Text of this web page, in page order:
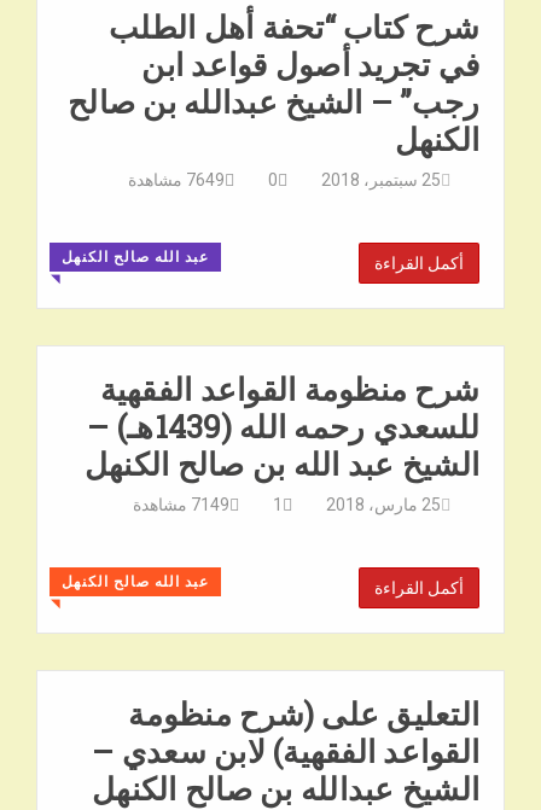
شرح كتاب “تحفة أهل الطلب
في تجريد أصول قواعد ابن
رجب” – الشيخ عبدالله بن صالح
الكنهل
25 سبتمبر، 2018 0
7649 مشاهدة
عبد الله صالح الكنهل
◥
أكمل القراءة
شرح منظومة القواعد الفقهية
للسعدي رحمه الله (1439هـ) –
الشيخ عبد الله بن صالح الكنهل
25 مارس، 2018 1
7149 مشاهدة
عبد الله صالح الكنهل
◥
أكمل القراءة
التعليق على (شرح منظومة
القواعد الفقهية) لابن سعدي –
الشيخ عبدالله بن صالح الكنهل